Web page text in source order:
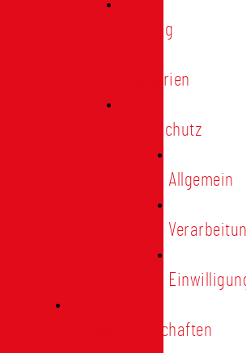
Satzung
Regularien
Datenschutz
Allgemein
Tischgemeinschaften